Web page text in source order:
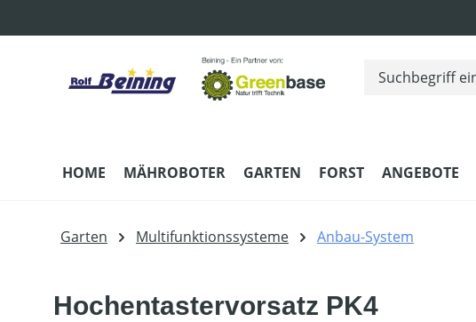
HOME MÄHROBOTER GARTEN FORST ANGEBOTE
Garten Multifunktionssysteme Anbau-System
Hochentastervorsatz PK4